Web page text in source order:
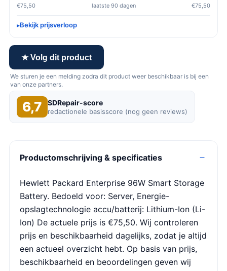
€75,50 laatste 90 dagen €75,50
Bekijk prijsverloop
★ Volg dit product
We sturen je een melding zodra dit product weer beschikbaar is bij een
van onze partners.
6,7 SDRepair-score
redactionele basisscore (nog geen reviews)
Productomschrijving & specificaties
Hewlett Packard Enterprise 96W Smart Storage
Battery. Bedoeld voor: Server, Energie-
opslagtechnologie accu/batterij: Lithium-Ion (Li-
Ion) De actuele prijs is €75,50. Wij controleren
prijs en beschikbaarheid dagelijks, zodat je altijd
een actueel overzicht hebt. Op basis van prijs,
beschikbaarheid en beoordelingen geven wij